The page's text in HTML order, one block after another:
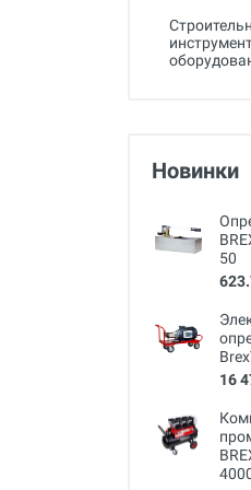
Новинки
50
16